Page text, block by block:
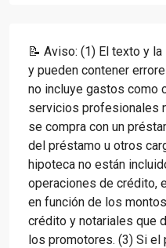
📝 Aviso: (1) El texto y
y pueden contener
no incluye gastos como
servicios profesionales
se compra con un
del préstamo u otros
hipoteca no están
operaciones de crédito,
en función de los
crédito y notariales que
los promotores. (3) Si